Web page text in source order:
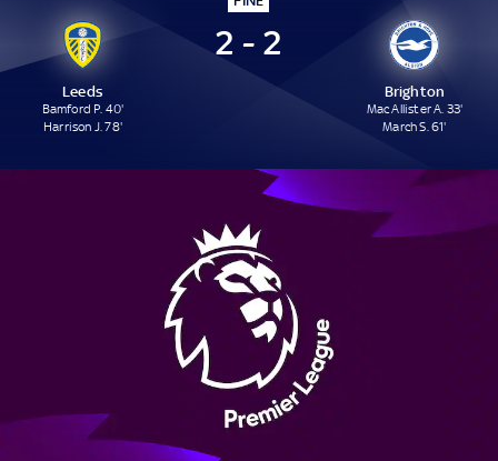
Leeds
Bamford P. 40'
Harrison J. 78'
2 - 2
Brighton
Mac Allister A. 33'
March S. 61'
2 - 2